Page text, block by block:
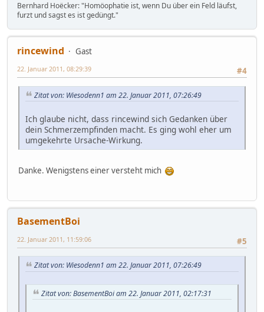
Bernhard Hoëcker: "Homöophatie ist, wenn Du über ein Feld läufst,
furzt und sagst es ist gedüngt."
rincewind
Gast
#4
22. Januar 2011, 08:29:39
Zitat von: Wiesodenn1 am 22. Januar 2011, 07:26:49
Ich glaube nicht, dass rincewind sich Gedanken über
dein Schmerzempfinden macht. Es ging wohl eher um
umgekehrte Ursache-Wirkung.
Danke. Wenigstens einer versteht mich
BasementBoi
#5
22. Januar 2011, 11:59:06
Zitat von: Wiesodenn1 am 22. Januar 2011, 07:26:49
Zitat von: BasementBoi am 22. Januar 2011, 02:17:31